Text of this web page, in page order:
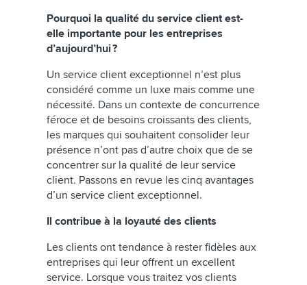
Pourquoi la qualité du service client est-
elle importante pour les entreprises
d’aujourd’hui?
Un service client exceptionnel n’est plus
considéré comme un luxe mais comme une
nécessité. Dans un contexte de concurrence
féroce et de besoins croissants des clients,
les marques qui souhaitent consolider leur
présence n’ont pas d’autre choix que de se
concentrer sur la qualité de leur service
client. Passons en revue les cinq avantages
d’un service client exceptionnel.
Il contribue à la loyauté des clients
Les clients ont tendance à rester fidèles aux
entreprises qui leur offrent un excellent
service. Lorsque vous traitez vos clients